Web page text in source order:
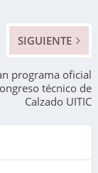
SIGUIENTE
programa oficial
técnico de
Calzado UITIC